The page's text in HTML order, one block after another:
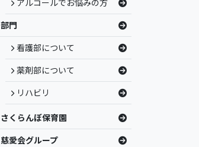
アルコールでお悩みの方
部門
看護部について
薬剤部について
リハビリ
さくらんぼ保育園
慈愛会グループ